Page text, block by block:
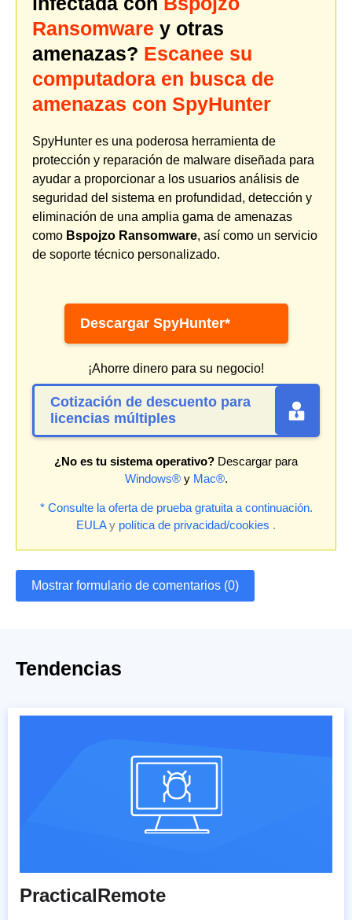
Ransomware y otras
amenazas? Escanee su
computadora en busca de
amenazas con SpyHunter
SpyHunter es una poderosa herramienta de
protección y reparación de malware diseñada para
ayudar a proporcionar a los usuarios análisis de
seguridad del sistema en profundidad, detección y
eliminación de una amplia gama de amenazas
como Bspojzo Ransomware, así como un servicio
de soporte técnico personalizado.
Descargar SpyHunter*
¡Ahorre dinero para su negocio!
Cotización de descuento para
licencias múltiples
¿No es tu sistema operativo? Descargar para
Windows®y Mac®.
* Consulte la oferta de prueba gratuita a continuación.
EULAy política de privacidad/cookies .
Mostrar formulario de comentarios (0)
Tendencias
PracticalRemote